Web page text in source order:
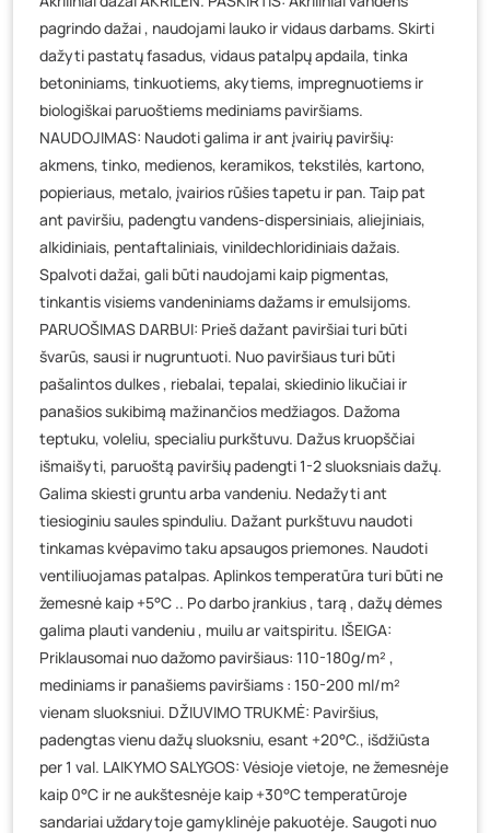
Vilniaus g. 89D, Ukmergė- 0 vienetų
K. Donelaičio g. 17, Rokiškis
- 0 vienetų
Šaltupės g. 64, Zarasai - 0 vienetų
pagrindo dažai , naudojami lauko ir vidaus darbams. Skirti
dažyti pastatų fasadus, vidaus patalpų apdaila, tinka
betoniniams, tinkuotiems, akytiems, impregnuotiems ir
biologiškai paruoštiems mediniams paviršiams.
NAUDOJIMAS: Naudoti galima ir ant įvairių paviršių:
akmens, tinko, medienos, keramikos, tekstilės, kartono,
popieriaus, metalo, įvairios rūšies tapetu ir pan. Taip pat
ant paviršiu, padengtu vandens-dispersiniais, aliejiniais,
alkidiniais, pentaftaliniais, vinildechloridiniais dažais.
Spalvoti dažai, gali būti naudojami kaip pigmentas,
tinkantis visiems vandeniniams dažams ir emulsijoms.
PARUOŠIMAS DARBUI: Prieš dažant paviršiai turi būti
švarūs, sausi ir nugruntuoti. Nuo paviršiaus turi būti
pašalintos dulkes , riebalai, tepalai, skiedinio likučiai ir
panašios sukibimą mažinančios medžiagos. Dažoma
teptuku, voleliu, specialiu purkštuvu. Dažus kruopščiai
išmaišyti, paruoštą paviršių padengti 1-2 sluoksniais dažų.
Galima skiesti gruntu arba vandeniu. Nedažyti ant
tiesioginiu saules spinduliu. Dažant purkštuvu naudoti
tinkamas kvėpavimo taku apsaugos priemones. Naudoti
ventiliuojamas patalpas. Aplinkos temperatūra turi būti ne
žemesnė kaip +5°C .. Po darbo įrankius , tarą , dažų dėmes
galima plauti vandeniu , muilu ar vaitspiritu. IŠEIGA:
Priklausomai nuo dažomo paviršiaus: 110-180g/m² ,
mediniams ir panašiems paviršiams : 150-200 ml/m²
vienam sluoksniui. DŽIUVIMO TRUKMĖ: Paviršius,
padengtas vienu dažų sluoksniu, esant +20°C., išdžiūsta
per 1 val. LAIKYMO SALYGOS: Vėsioje vietoje, ne žemesnėje
kaip 0°C ir ne aukštesnėje kaip +30°C temperatūroje
sandariai uždarytoje gamyklinėje pakuotėje. Saugoti nuo